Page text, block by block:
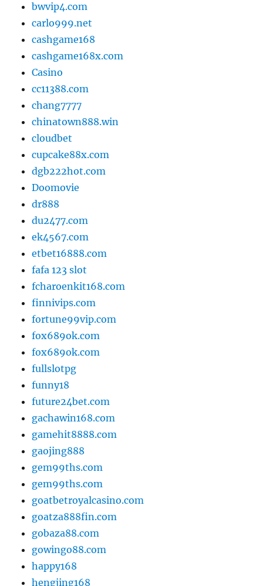
bwvip4.com
carlo999.net
cashgame168
cashgame168x.com
Casino
cc11388.com
chang7777
chinatown888.win
cloudbet
cupcake88x.com
dgb222hot.com
Doomovie
dr888
du2477.com
ek4567.com
etbet16888.com
fafa 123 slot
fcharoenkit168.com
finnivips.com
fortune99vip.com
fox689ok.com
fox689ok.com
fullslotpg
funny18
future24bet.com
gachawin168.com
gamehit8888.com
gaojing888
gem99ths.com
gem99ths.com
goatbetroyalcasino.com
goatza888fin.com
gobaza88.com
gowingo88.com
happy168
hengjing168